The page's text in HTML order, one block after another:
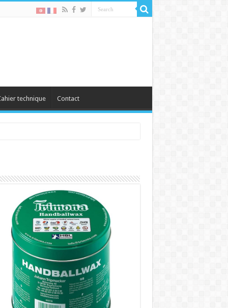
technique Contact